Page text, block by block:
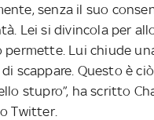
senza il suo
Lei si divincola per
permette. Lui chiude
scappare. Questo è
stupro”, ha scritto
Twitter.